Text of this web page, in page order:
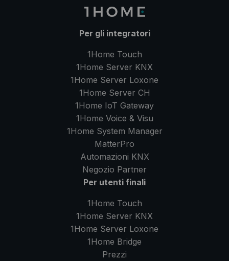
Per gli integratori
1Home Touch
1Home Server KNX
1Home Server Loxone
1Home Server CH
1Home IoT Gateway
1Home Voice & Visu
1Home System Manager
MatterPro
Automazioni KNX
Negozio Partner
Per utenti finali
1Home Touch
1Home Server KNX
1Home Server Loxone
1Home Bridge
Prezzi